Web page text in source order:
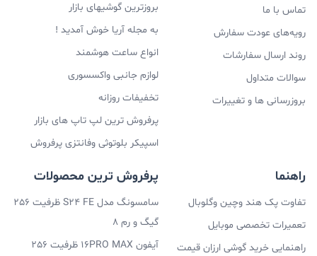
تماس با ما
رویه‌های عودت سفارش
روند ارسال سفارشات
سوالات متداول
بروزرسانی ها و تغییرات
بروزترین گوشیهای بازار
به مجله آریا خوش آمدید !
انواع ساعت هوشمند
لوازم جانبی واکسسوری
تخفیفات روزانه
پرفروش ترین لپ تاپ های بازار
اسپیکر بلوتوثی وفانتزی پرفروش
راهنما
تفاوت پک هند وچین وگلوبال
تعمیرات تخصصی موبایل
راهنمایی خرید گوشی ارزان قیمت
پرفروش ترین محصولات
سامسونگ مدل S24 FE ظرفیت 256
گیگ و رم 8
آیفون 16PRO MAX ظرفیت 256